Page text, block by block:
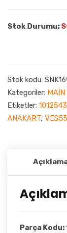
Stok Durumu:
Stok kodu:
Kategoriler:
Etiketler:
ANAKART,
Parça